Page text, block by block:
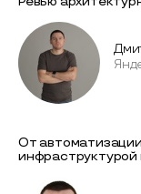
От
инфраструктурой